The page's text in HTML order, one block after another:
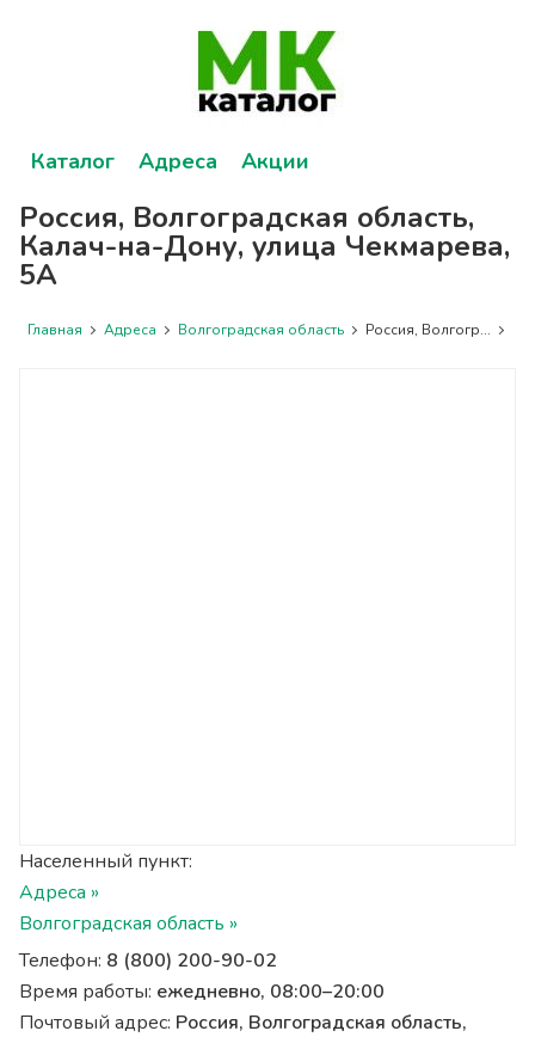
Каталог Адреса Акции
Россия, Волгоградская область,
Калач-на-Дону, улица Чекмарева,
5А
Главная Адреса Волгоградская область Россия, Волгогр...
Населенный пункт:
Адреса »
Волгоградская область »
Телефон: 8 (800) 200-90-02
Время работы: ежедневно, 08:00–20:00
Почтовый адрес: Россия, Волгоградская область,